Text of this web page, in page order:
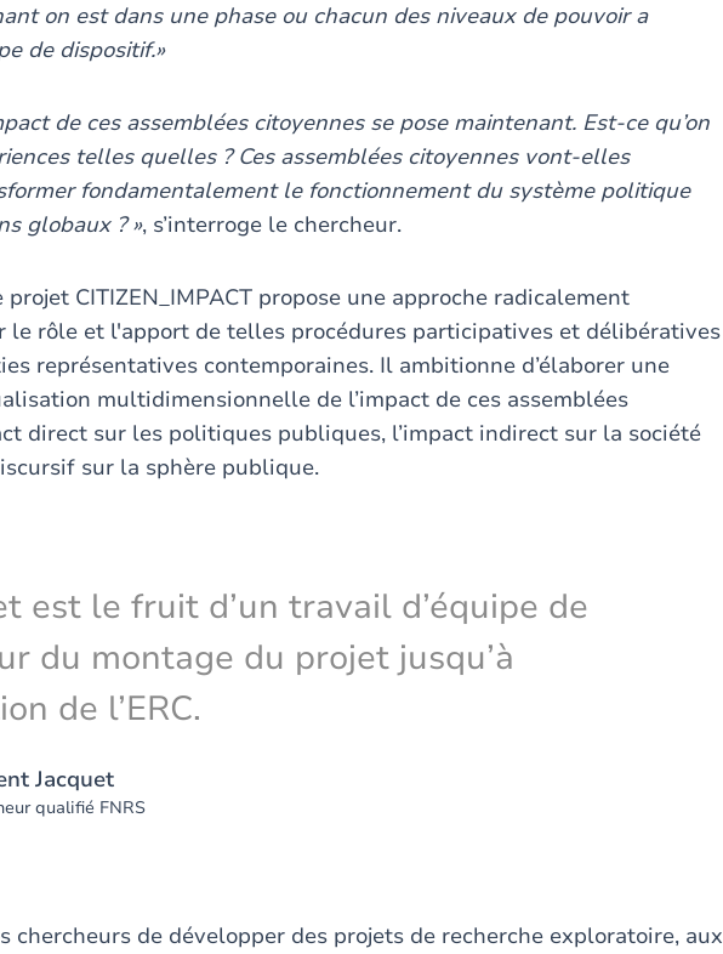
on est dans une phase ou chacun des niveaux de pouvoir a
de dispositif.»
de ces assemblées citoyennes se pose maintenant. Est-ce qu’on
telles quelles ? Ces assemblées citoyennes vont-elles
fondamentalement le fonctionnement du système politique
globaux ? », s’interroge le chercheur.
CITIZEN_IMPACT propose une approche radicalement
le rôle et l'apport de telles procédures participatives et délibératives
représentatives contemporaines. Il ambitionne d’élaborer une
multidimensionnelle de l’impact de ces assemblées
direct sur les politiques publiques, l’impact indirect sur la société
sur la sphère publique.
est le fruit d’un travail d’équipe de
du montage du projet jusqu’à
de l’ERC.
Jacquet
qualifié FNRS
chercheurs de développer des projets de recherche exploratoire, aux